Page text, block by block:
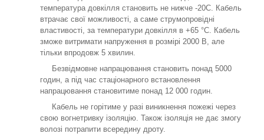
температура довкілля становить не нижче -20С. Кабель
втрачає свої можливості, а саме струмопровідні
властивості, за температури довкілля в +65 °C. Кабель
зможе витримати напруження в розмірі 2000 В, але
тільки впродовж 5 хвилин.
Безвідмовне напрацювання становить понад 5000
годин, а під час стаціонарного встановлення
напрацювання становитиме понад 12 000 годин.
Кабель не горітиме у разі виникнення пожежі через
свою вогнетривку ізоляцію. Також ізоляція не дає змогу
волозі потрапити всередину дроту.